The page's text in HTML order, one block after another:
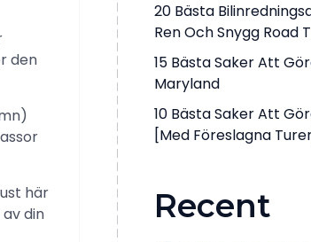
den
här
din
20 Bästa
Ren Och Snygg Road
15 Bästa Saker Att
Maryland
10 Bästa Saker Att
[med Föreslagna
Recent